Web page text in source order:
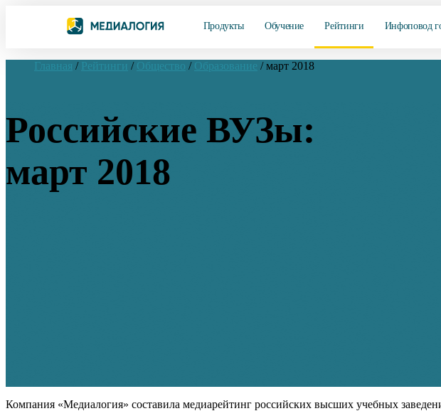
Продукты Обучение Рейтинги Инфоповод
Главная / Рейтинги / Общество / Образование / март 2018
Российские ВУЗы:
март 2018
Компания «Медиалогия» составила медиарейтинг российских высших учебных